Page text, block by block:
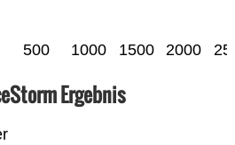
500 1000 1500 2000
Ergebnis